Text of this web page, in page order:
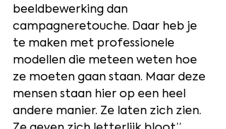
beeldbewerking dan
campagneretouche. Daar heb je
te maken met professionele
modellen die meteen weten hoe
ze moeten gaan staan. Maar deze
mensen staan hier op een heel
andere manier. Ze laten zich zien.